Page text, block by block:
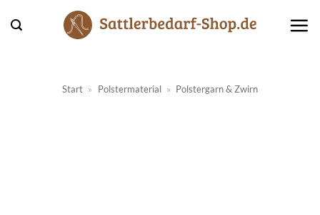
Inhalt
Start » Polstermaterial » Polstergarn & Zwirn